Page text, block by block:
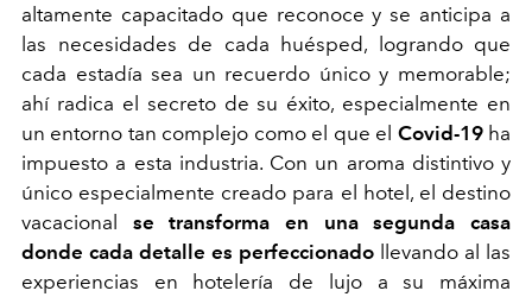
altamente capacitado que reconoce y se anticipa a
las necesidades de cada huésped, logrando que
cada estadía sea un recuerdo único y memorable;
ahí radica el secreto de su éxito, especialmente en
un entorno tan complejo como el que el Covid-19ha
impuesto a esta industria. Con un aroma distintivo y
único especialmente creado para el hotel, el destino
vacacional se transforma en una segunda casa
donde cada detalle es perfeccionado llevando al las
experiencias en hotelería de lujo a su máxima